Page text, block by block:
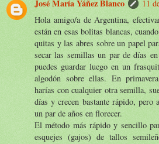
José María Yáñez Blanco
11
Hola amigo/a de Argentina,
están en esas bolitas blancas,
quitas y las abres sobre un papel
secar las semillas un par de días
puedes guardar luego en un
algodón sobre ellas. En
harías con cualquier otra semilla,
días y crecen bastante rápido, pero
un par de años en florecer.
El método más rápido y sencillo
esquejes (gajos) de tallos